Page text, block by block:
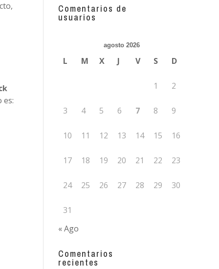
es:
guías
Comentarios de
usuarios
agosto 2026
L M X J V S D
1 2
3 4 5 6 7 8 9
10 11 12 13 14 15 16
17 18 19 20 21 22 23
24 25 26 27 28 29 30
31
« Ago
Comentarios
recientes